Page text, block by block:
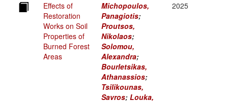
Effects of
Restoration
Works on Soil
Properties of
Burned Forest
Areas
Michopoulos,
Panagiotis;
Proutsos,
Nikolaos;
Solomou,
Alexandra;
Bourletsikas,
Athanassios;
Tsilikounas,
Savros; Louka,
2025